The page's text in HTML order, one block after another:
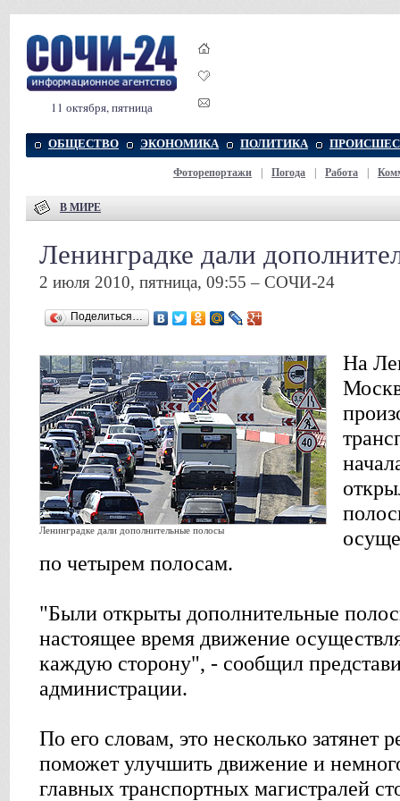
11 октября, пятница
ОБЩЕСТВО ЭКОНОМИКА ПОЛИТИКА
Фоторепортажи Погода Работа
В МИРЕ
Ленинградке дали
2 июля 2010, пятница, 09:55 – СОЧИ-24
Поделиться…
Ленинградке дали дополнительные полосы
На
по четырем полосам.
"Были открыты дополнительные
настоящее время движение
каждую сторону", - сообщил
администрации.
По его словам, это несколько затянет
поможет улучшить движение и
главных транспортных магистралей